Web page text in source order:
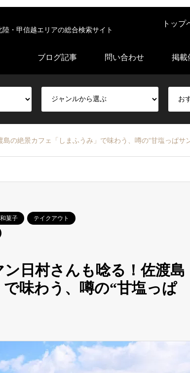
陸・甲信越エリアの総合検索サイト
トップ
ブログ記事 問い合わせ 掲載
の絶景カフェ「しまふうみ」で味わう、噂の“甘塩っぱサ
菓子 テイクアウト
日村さんも唸る！佐渡島
味わう、噂の“甘塩っぱ